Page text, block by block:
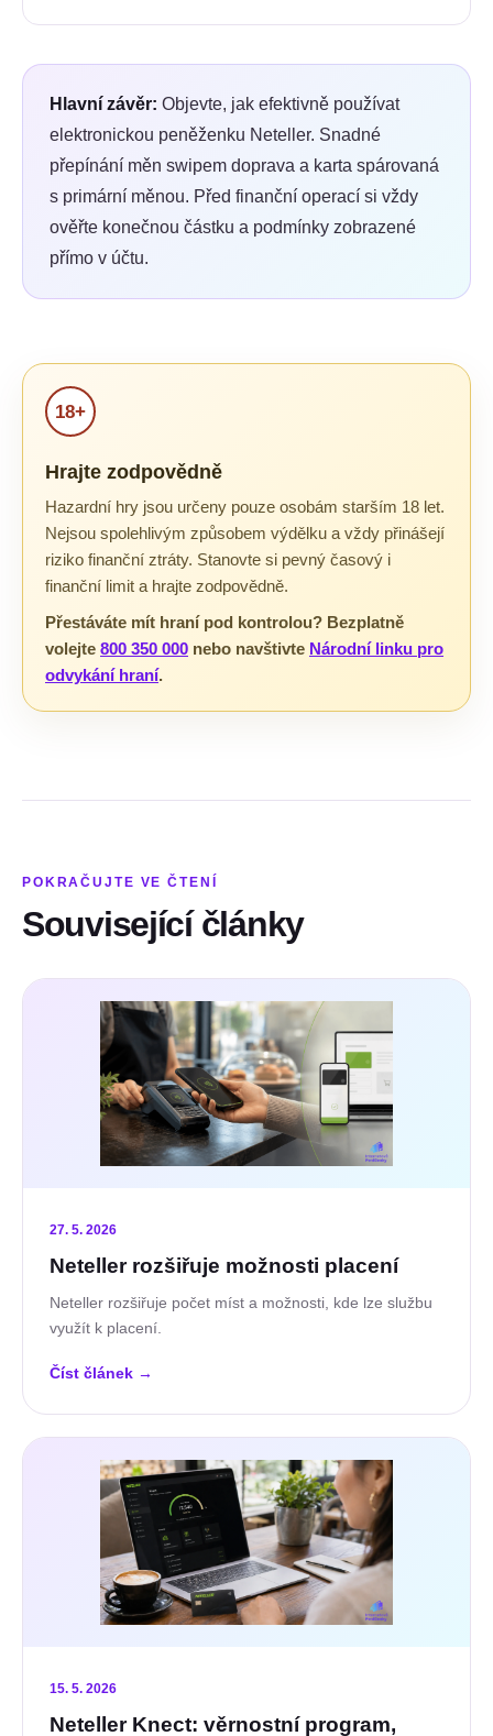
Hlavní závěr: Objevte, jak efektivně používat
elektronickou peněženku Neteller. Snadné
přepínání měn swipem doprava a karta spárovaná
s primární měnou. Před finanční operací si vždy
ověřte konečnou částku a podmínky zobrazené
přímo v účtu.
18+
Hrajte zodpovědně
Hazardní hry jsou určeny pouze osobám starším 18 let.
Nejsou spolehlivým způsobem výdělku a vždy přinášejí
riziko finanční ztráty. Stanovte si pevný časový i
finanční limit a hrajte zodpovědně.
Přestáváte mít hraní pod kontrolou? Bezplatně
volejte 800 350 000 nebo navštivte Národní linku pro
odvykání hraní.
POKRAČUJTE VE ČTENÍ
Související články
27. 5. 2026
Neteller rozšiřuje možnosti placení
Neteller rozšiřuje počet míst a možnosti, kde lze službu
využít k placení.
Číst článek →
15. 5. 2026
Neteller Knect: věrnostní program,